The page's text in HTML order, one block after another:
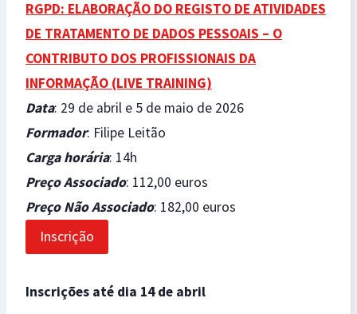
RGPD: ELABORAÇÃO DO REGISTO DE ATIVIDADES
DE TRATAMENTO DE DADOS PESSOAIS – O
CONTRIBUTO DOS PROFISSIONAIS DA
INFORMAÇÃO (LIVE TRAINING)
Data: 29 de abril e 5 de maio de 2026
Formador: Filipe Leitão
Carga horária: 14h
Preço Associado: 112,00 euros
Preço Não Associado: 182,00 euros
Inscrição
Inscrições até dia 14 de abril